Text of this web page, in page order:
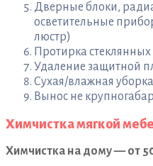
Дверные блоки,
осветительные
люстр)
Протирка
Удаление защитной
Сухая/влажная
Вынос не
Химчистка мягкой
Химчистка на дому — от